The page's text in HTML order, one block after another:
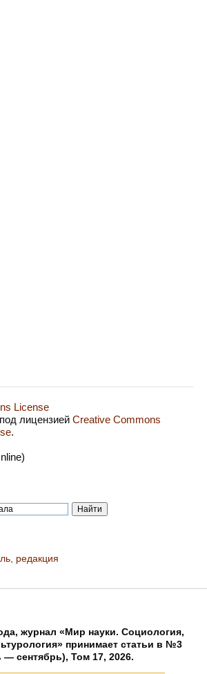
лицензией Creative Commons
.
редакция
журнал «Мир науки. Социология,
принимает статьи в №3
сентябрь), Том 17, 2026.